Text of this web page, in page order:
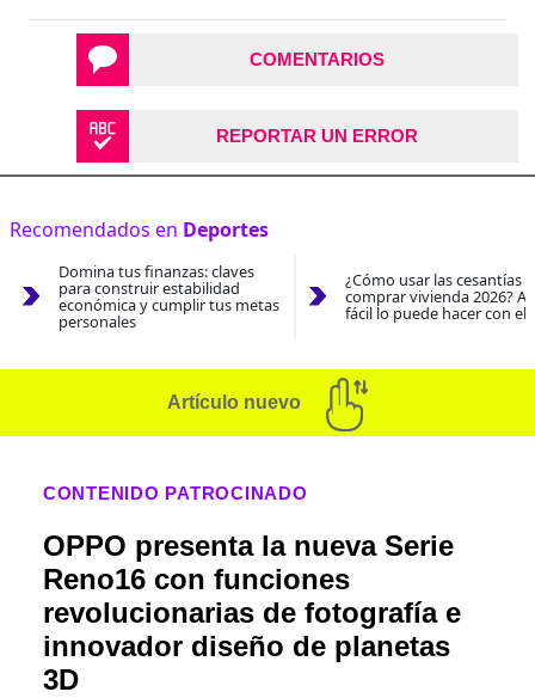
COMENTARIOS
REPORTAR UN ERROR
Recomendados en Deportes
Domina tus finanzas: claves
para construir estabilidad
económica y cumplir tus metas
personales
¿Cómo usar las cesantías
comprar vivienda 2026?
fácil lo puede hacer con el
Artículo nuevo
CONTENIDO PATROCINADO
OPPO presenta la nueva Serie
Reno16 con funciones
revolucionarias de fotografía e
innovador diseño de planetas
3D